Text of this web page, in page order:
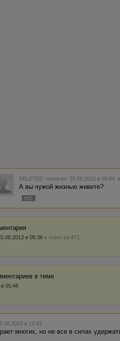
DELETED написал 25.08.2013 в 09:04
А вы чужой жизнью живете?
#95
в 05:36 в ответ на #71
в темe
05:46
в 12:43
многих, но не все в силах